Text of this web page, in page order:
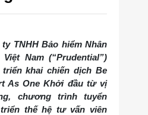
TNHH Bảo hiểm Nhân
Nam (“Prudential”)
khai chiến dịch Be
As One Khởi đầu từ vị
chương trình tuyển
thế hệ tư vấn viên